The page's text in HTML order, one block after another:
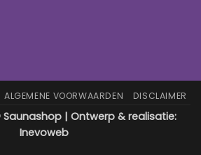
ALGEMENE VOORWAARDEN DISCLAIMER
| Ontwerp & realisatie:
Inevoweb